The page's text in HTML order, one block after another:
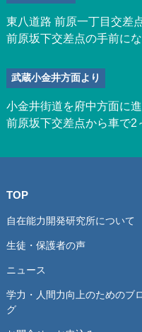
東八道路 前原一丁目交差
前原坂下交差点の手前にな
武蔵小金井方面より
小金井街道を府中方面に進
前原坂下交差点から車で2
TOP
自在能力開発研究所について
生徒・保護者の声
ニュース
学力・人間力向上のためのブ
グ